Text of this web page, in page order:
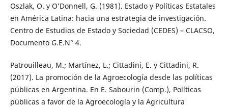
Oszlak, O. y O’Donnell, G. (1981). Estado y Políticas Estatales
en América Latina: hacia una estrategia de investigación.
Centro de Estudios de Estado y Sociedad (CEDES) – CLACSO,
Documento G.E.N° 4.
Patrouilleau, M.; Martínez, L.; Cittadini, E. y Cittadini, R.
(2017). La promoción de la Agroecología desde las políticas
públicas en Argentina. En E. Sabourin (Comp.), Políticas
públicas a favor de la Agroecología y la Agricultura